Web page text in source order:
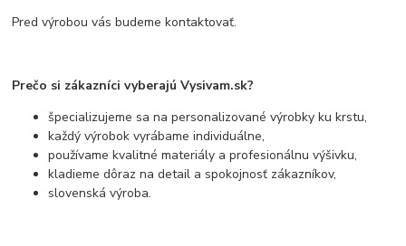
Pred výrobou vás budeme kontaktovať.
Prečo si zákazníci vyberajú Vysivam.sk?
špecializujeme sa na personalizované výrobky ku krstu,
každý výrobok vyrábame individuálne,
používame kvalitné materiály a profesionálnu výšivku,
kladieme dôraz na detail a spokojnosť zákazníkov,
slovenská výroba.